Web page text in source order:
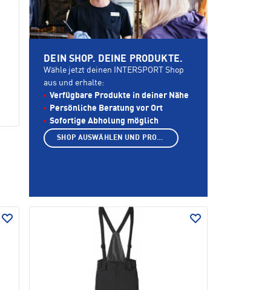
DEIN SHOP. DEINE PRODUKTE.
Wähle jetzt deinen INTERSPORT Shop
aus und erhalte:
Verfügbare Produkte in deiner Nähe
Persönliche Beratung vor Ort
Sofortige Abholung möglich
SHOP AUSWÄHLEN UND PRODUKTE ANZEIGEN